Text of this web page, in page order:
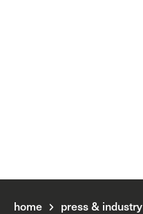
home press & industry